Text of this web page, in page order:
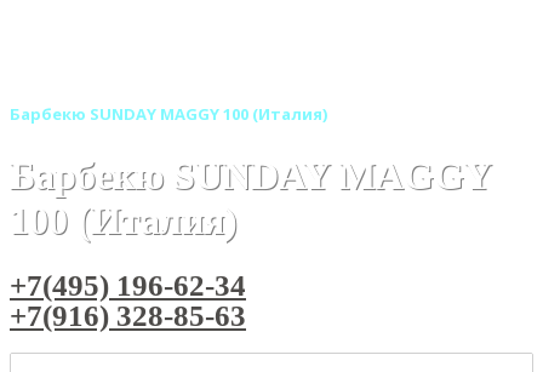
Барбекю SUNDAY MAGGY 100 (Италия)
Барбекю SUNDAY MAGGY
100 (Италия)
+7(495) 196-62-34
+7(916) 328-85-63